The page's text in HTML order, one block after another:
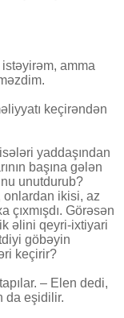
amma
keçirəndən
yaddaşından
başına gələn
unutdurub?
onlardan ikisi, az
Görəsən
əlini qeyri-ixtiyari
göbəyin
keçirir?
– Elen dedi,
da eşidilir.